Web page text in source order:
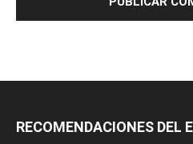
RECOMENDACIONES DEL